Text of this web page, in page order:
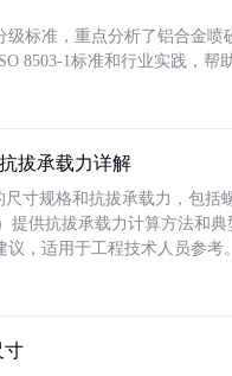
标准，重点分析了铝合金喷
8503-1标准和行业实践，帮
拔承载力详解
寸规格和抗拔承载力，包
提供抗拔承载力计算方法和
，适用于工程技术人员参考。
寸